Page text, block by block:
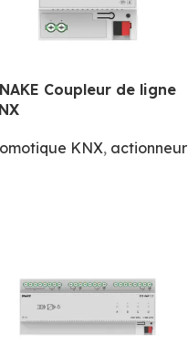
Coupleur de ligne
KNX, actionneur